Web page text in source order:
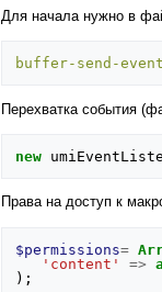
Для начала нужно в
buffer-send-
Перехватка события
new
Права на доступ к
$permissions=
'content'
=>
);